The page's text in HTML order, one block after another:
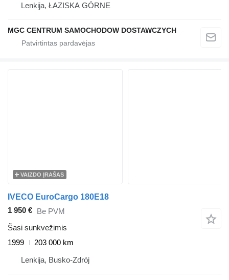
Lenkija, ŁAZISKA GÓRNE
MGC CENTRUM SAMOCHODOW DOSTAWCZYCH
VAIZDO ĮRAŠAS
IVECO EuroCargo 180E18
1 950 € Be PVM
Šasi sunkvežimis
1999
203 000 km
Lenkija, Busko-Zdrój